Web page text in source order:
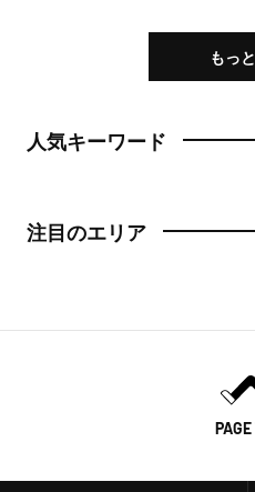
もっ
人気キーワード
注目のエリア
PAGE